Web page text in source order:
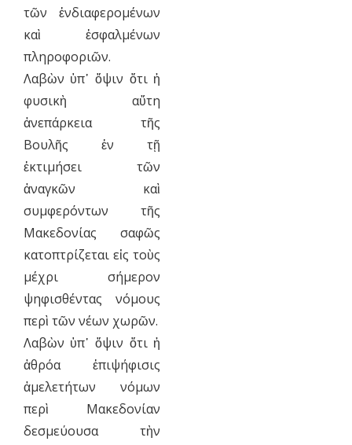
τῶν ἐνδιαφερομένων
καὶ ἐσφαλμένων
πληροφοριῶν.
Λαβὼν ὑπ᾿ ὄψιν ὅτι ἡ
φυσικὴ αὕτη
ἀνεπάρκεια τῆς
Βουλῆς ἐν τῇ
ἐκτιμήσει τῶν
ἀναγκῶν καὶ
συμφερόντων τῆς
Μακεδονίας σαφῶς
κατοπτρίζεται εἰς τοὺς
μέχρι σήμερον
ψηφισθέντας νόμους
περὶ τῶν νέων χωρῶν.
Λαβὼν ὑπ᾿ ὄψιν ὅτι ἡ
ἀθρόα ἐπιψήφισις
ἀμελετήτων νόμων
περὶ Μακεδονίαν
δεσμεύουσα τὴν